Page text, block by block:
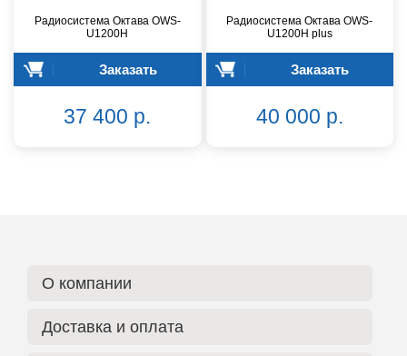
Радиосистема Октава OWS-
U1200H
Заказать
37 400 р.
Радиосистема Октава OWS-
U1200H plus
Заказать
40 000 р.
О компании
Доставка и оплата